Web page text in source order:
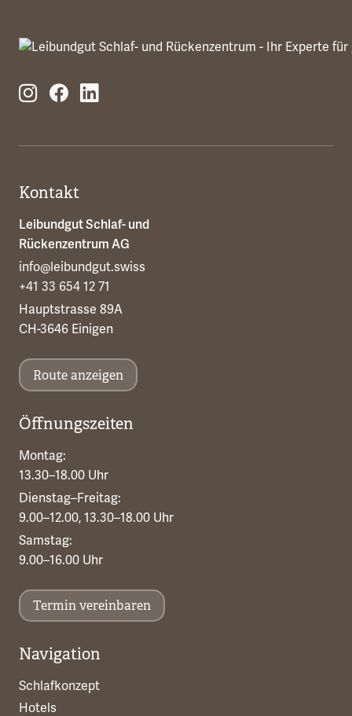
Kontakt
Leibundgut Schlaf- und
Rückenzentrum AG
info@leibundgut.swiss
+41 33 654 12 71
Hauptstrasse 89A
CH-3646 Einigen
Route anzeigen
Öffnungszeiten
Montag:
13.30–18.00 Uhr
Dienstag–Freitag:
9.00–12.00, 13.30–18.00 Uhr
Samstag:
9.00–16.00 Uhr
Termin vereinbaren
Navigation
Schlafkonzept
Hotels